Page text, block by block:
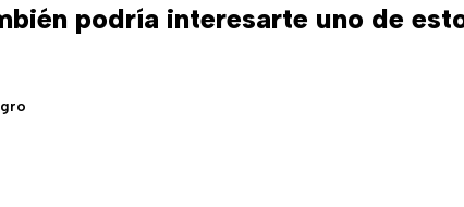
podría interesarte uno de